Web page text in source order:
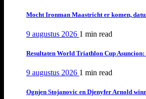
Mocht Ironman Maastricht er komen,
9 augustus 2026 1 min read
Resultaten World Triathlon Cup Asuncion:
9 augustus 2026 1 min read
Ognjen Stojanovic en Djenyfer Arnold